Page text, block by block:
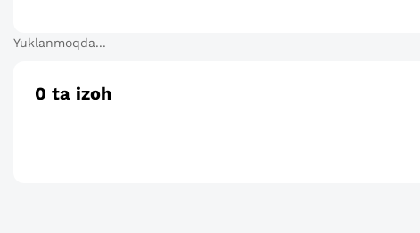
Yuklanmoqda...
0 ta izoh